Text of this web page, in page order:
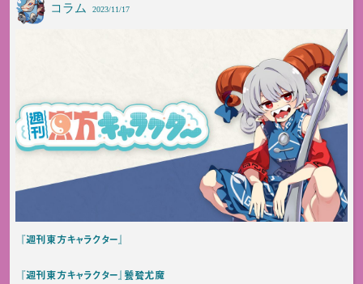
コラム 2023/11/17
『週刊東方キャラクター』
『週刊東方キャラクター』饕餮尤魔